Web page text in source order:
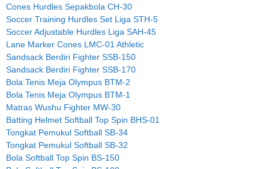
Cones Hurdles Sepakbola CH-30
Soccer Training Hurdles Set Liga STH-5
Soccer Adjustable Hurdles Liga SAH-45
Lane Marker Cones LMC-01 Athletic
Sandsack Berdiri Fighter SSB-150
Sandsack Berdiri Fighter SSB-170
Bola Tenis Meja Olympus BTM-2
Bola Tenis Meja Olympus BTM-1
Matras Wushu Fighter MW-30
Batting Helmet Softball Top Spin BHS-01
Tongkat Pemukul Softball SB-34
Tongkat Pemukul Softball SB-32
Bola Softball Top Spin BS-150